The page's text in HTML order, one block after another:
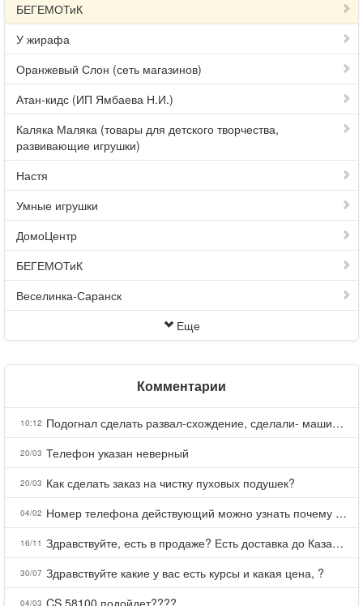
БЕГЕМОТиК
У жирафа
Оранжевый Слон (сеть магазинов)
Атан-кидс (ИП Ямбаева Н.И.)
Каляка Маляка (товары для детского творчества,
развивающие игрушки)
Настя
Умные игрушки
ДомоЦентр
БЕГЕМОТиК
Веселинка-Саранск
Еще
Комментарии
10:12 Подогнал сделать развал-схождение, сделали- машина уходит на право и колеса проверил все хорошо с атмосферами ужас как можно делать авто, не ужели не берегут свою репутацию, не советую.
20/03 Телефон указан неверный
20/03 Как сделать заказ на чистку пуховых подушек?
04/02 Номер телефона действующий можно узнать почему номер неправельный
16/11 Здравствуйте, есть в продаже? Есть доставка до Казани?
30/07 Здравствуйте какие у вас есть курсы и какая цена, ?
04/03 CS 58100 подойдет????